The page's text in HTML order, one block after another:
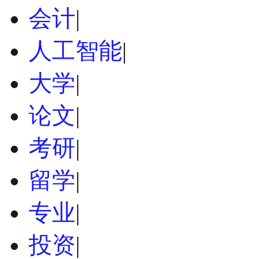
会计|
人工智能|
大学|
论文|
考研|
留学|
专业|
投资|